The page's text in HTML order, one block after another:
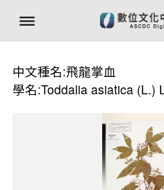
中文種名:飛龍掌血
學名:Toddalia asiatica (L.)